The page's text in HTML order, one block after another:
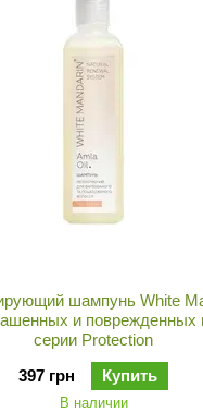
шампунь White
и поврежденных
серии Protection
397 грн
Купить
В наличии